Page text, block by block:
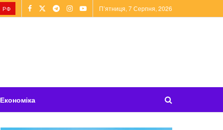
РФ П’ятниця, 7 Серпня, 2026
Економіка